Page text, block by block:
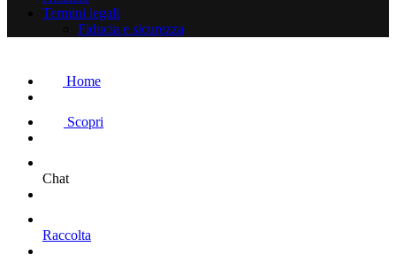
Termini legali
Fiducia e sicurezza
Home
Scopri
Chat
Raccolta